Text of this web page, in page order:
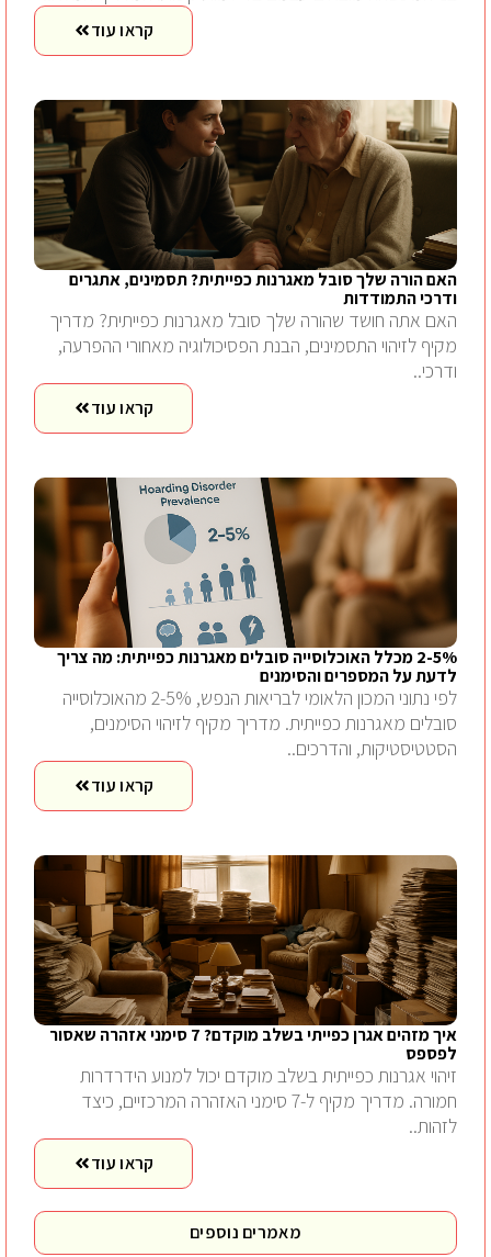
קראו עוד
האם הורה שלך סובל מאגרנות כפייתית? תסמינים, אתגרים
ודרכי התמודדות
האם אתה חושד שהורה שלך סובל מאגרנות כפייתית? מדריך
מקיף לזיהוי התסמינים, הבנת הפסיכולוגיה מאחורי ההפרעה,
ודרכי..
קראו עוד
2-5% מכלל האוכלוסייה סובלים מאגרנות כפייתית: מה צריך
לדעת על המספרים והסימנים
לפי נתוני המכון הלאומי לבריאות הנפש, 2-5% מהאוכלוסייה
סובלים מאגרנות כפייתית. מדריך מקיף לזיהוי הסימנים,
הסטטיסטיקות, והדרכים..
קראו עוד
איך מזהים אגרן כפייתי בשלב מוקדם? 7 סימני אזהרה שאסור
לפספס
זיהוי אגרנות כפייתית בשלב מוקדם יכול למנוע הידרדרות
חמורה. מדריך מקיף ל-7 סימני האזהרה המרכזיים, כיצד
לזהות..
קראו עוד
מאמרים נוספים